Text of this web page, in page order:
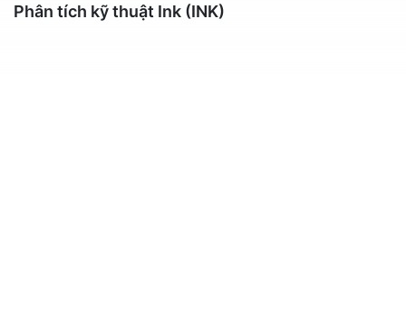
Phân tích kỹ thuật Ink (INK)